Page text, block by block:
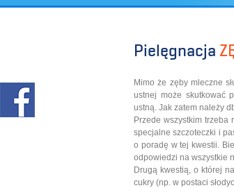
Pielęgnacja
Mimo że zęby mleczne
ustnej może skutkować
ustną. Jak zatem należy
Przede wszystkim
specjalne szczoteczki i
o poradę w tej kwestii.
odpowiedzi na wszystkie
Drugą kwestią, o której
cukry (np. w postaci